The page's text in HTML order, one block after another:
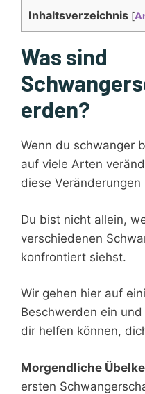
Inhaltsverzeichnis [
Was sind
erden?
Wenn du schwanger
auf viele Arten
diese
Du bist nicht allein,
verschiedenen
konfrontiert siehst.
Wir gehen hier auf
Beschwerden ein
dir helfen können,
Morgendliche
ersten